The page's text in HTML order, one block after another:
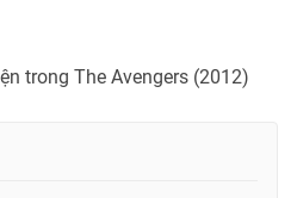
trong The Avengers (2012)